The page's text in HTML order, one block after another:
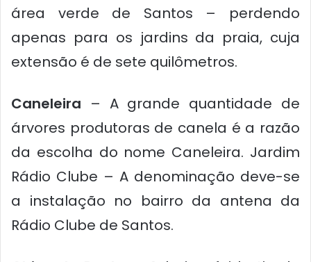
área verde de Santos – perdendo
apenas para os jardins da praia, cuja
extensão é de sete quilômetros.
Caneleira – A grande quantidade de
árvores produtoras de canela é a razão
da escolha do nome Caneleira. Jardim
Rádio Clube – A denominação deve-se
a instalação no bairro da antena da
Rádio Clube de Santos.